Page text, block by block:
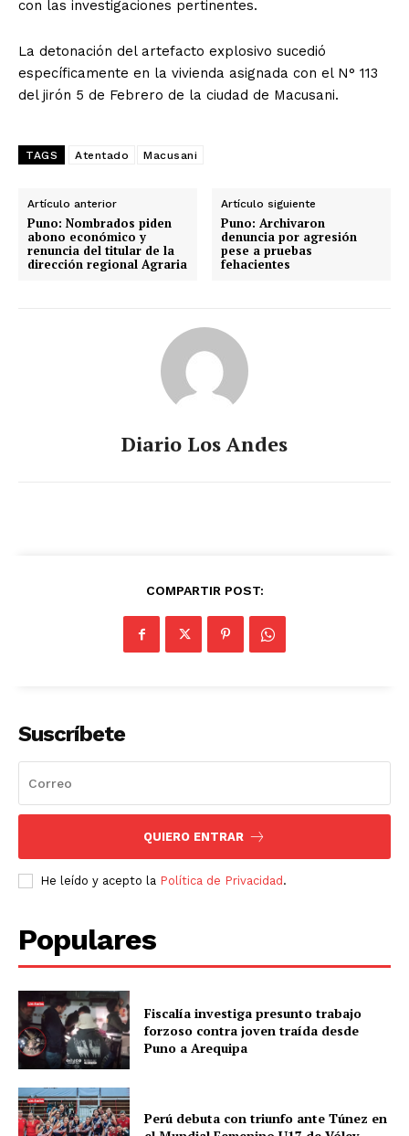
con las investigaciones pertinentes.
La detonación del artefacto explosivo sucedió
específicamente en la vivienda asignada con el N° 113
del jirón 5 de Febrero de la ciudad de Macusani.
TAGS Atentado Macusani
Artículo anterior
Puno: Nombrados piden
abono económico y
renuncia del titular de la
dirección regional Agraria
Artículo siguiente
Puno: Archivaron
denuncia por agresión
pese a pruebas
fehacientes
Diario Los Andes
COMPARTIR POST:
Suscríbete
QUIERO ENTRAR
He leído y acepto la Política de Privacidad .
Populares
Fiscalía investiga presunto trabajo
forzoso contra joven traída desde
Puno a Arequipa
Perú debuta con triunfo ante Túnez en